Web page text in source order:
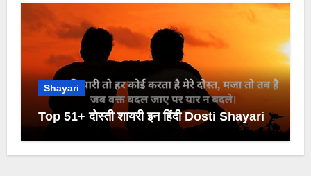
Shayari
Top 51+ दोस्ती शायरी इन हिंदी Dosti Shayari